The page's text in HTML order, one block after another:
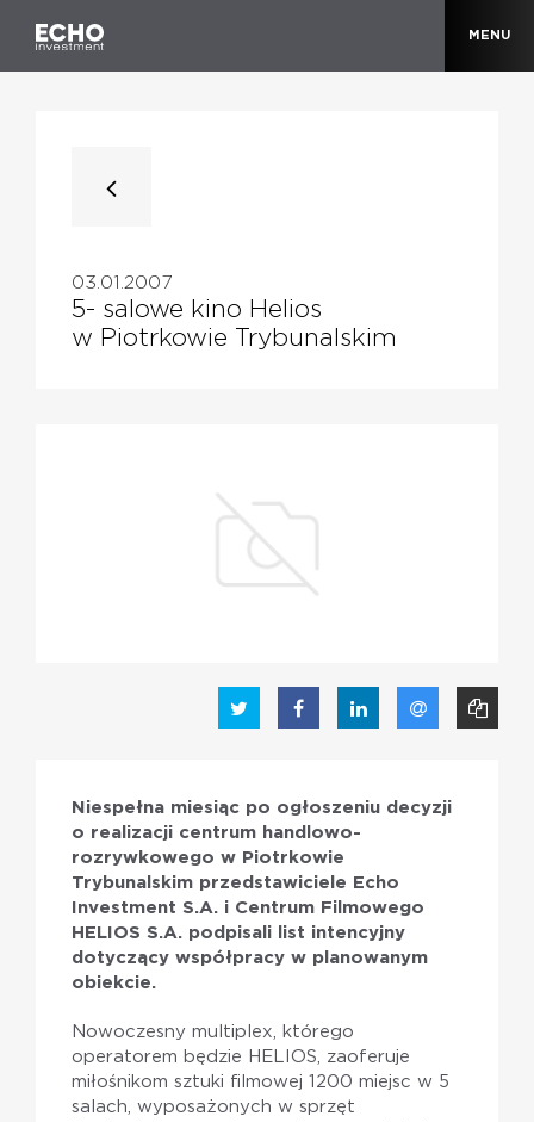
MENU
03.01.2007
5- salowe kino Helios
w Piotrkowie Trybunalskim
Niespełna miesiąc po ogłoszeniu decyzji
o realizacji centrum handlowo-
rozrywkowego w Piotrkowie
Trybunalskim przedstawiciele Echo
Investment S.A. i Centrum Filmowego
HELIOS S.A. podpisali list intencyjny
dotyczący współpracy w planowanym
obiekcie.
Nowoczesny multiplex, którego
operatorem będzie HELIOS, zaoferuje
miłośnikom sztuki filmowej 1200 miejsc w 5
salach, wyposażonych w sprzęt